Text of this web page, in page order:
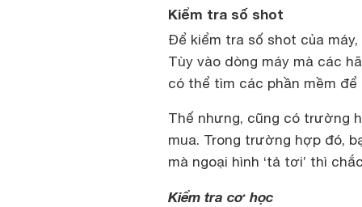
Kiểm tra số shot
Để kiểm tra số shot của
Tùy vào dòng máy mà các
có thể tìm các phần mềm
Thế nhưng, cũng có trường
mua. Trong trường hợp đó,
mà ngoại hình ‘tả tơi’ thì
Kiểm tra cơ học